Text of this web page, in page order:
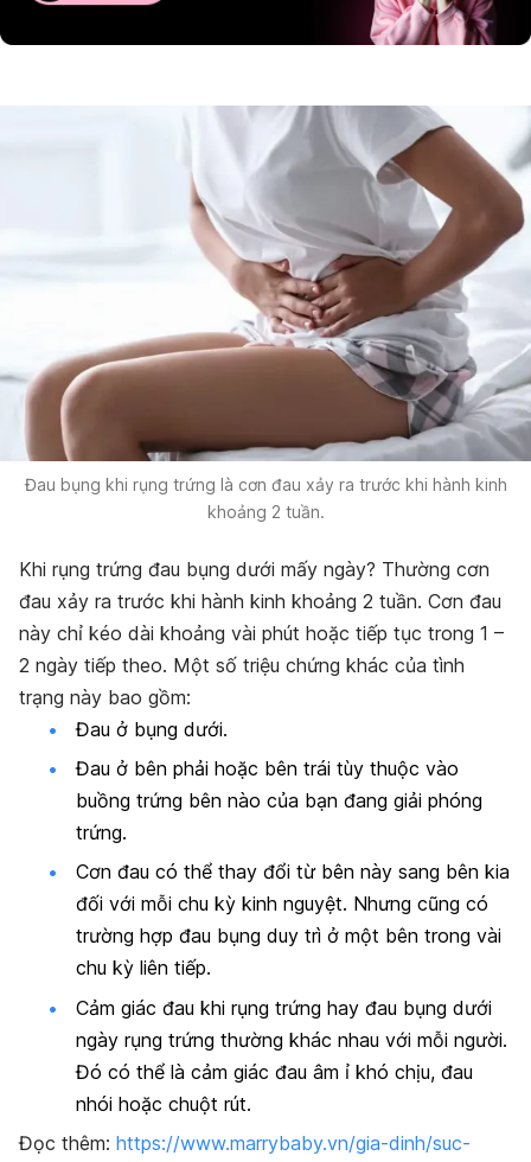
Đau bụng khi rụng trứng là cơn đau xảy ra trước khi hành kinh
khoảng 2 tuần.
Khi rụng trứng đau bụng dưới mấy ngày? Thường cơn
đau xảy ra trước khi hành kinh khoảng 2 tuần. Cơn đau
này chỉ kéo dài khoảng vài phút hoặc tiếp tục trong 1 –
2 ngày tiếp theo. Một số triệu chứng khác của tình
trạng này bao gồm:
Đau ở bụng dưới.
Đau ở bên phải hoặc bên trái tùy thuộc vào
buồng trứng bên nào của bạn đang giải phóng
trứng.
Cơn đau có thể thay đổi từ bên này sang bên kia
đối với mỗi chu kỳ kinh nguyệt. Nhưng cũng có
trường hợp đau bụng duy trì ở một bên trong vài
chu kỳ liên tiếp.
Cảm giác đau khi rụng trứng hay đau bụng dưới
ngày rụng trứng thường khác nhau với mỗi người.
Đó có thể là cảm giác đau âm ỉ khó chịu, đau
nhói hoặc chuột rút.
Đọc thêm: https://www.marrybaby.vn/gia-dinh/suc-